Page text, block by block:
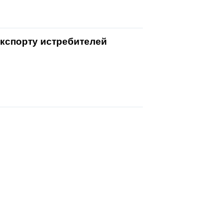
истребителей